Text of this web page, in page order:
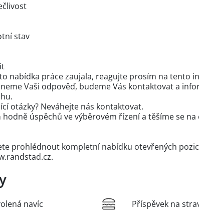
stav
nabídka práce zaujala, reagujte prosím na tento
Vaši odpověď, budeme Vás kontaktovat a
otázky? Neváhejte nás kontaktovat.
hodně úspěchů ve výběrovém řízení a těšíme se na
prohlédnout kompletní nabídku otevřených
navíc Příspěvek na